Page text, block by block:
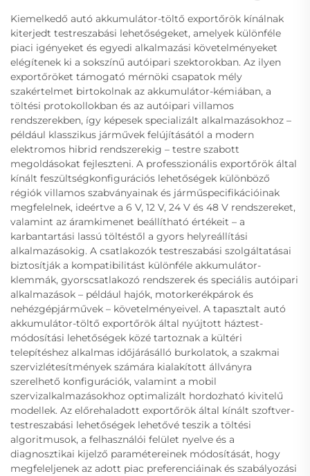
Kiemelkedő autó akkumulátor-töltő exportőrök kínálnak
kiterjedt testreszabási lehetőségeket, amelyek különféle
piaci igényeket és egyedi alkalmazási követelményeket
elégítenek ki a sokszínű autóipari szektorokban. Az ilyen
exportőröket támogató mérnöki csapatok mély
szakértelmet birtokolnak az akkumulátor-kémiában, a
töltési protokollokban és az autóipari villamos
rendszerekben, így képesek specializált alkalmazásokhoz –
például klasszikus járművek felújításától a modern
elektromos hibrid rendszerekig – testre szabott
megoldásokat fejleszteni. A professzionális exportőrök által
kínált feszültségkonfigurációs lehetőségek különböző
régiók villamos szabványainak és járműspecifikációinak
megfelelnek, ideértve a 6 V, 12 V, 24 V és 48 V rendszereket,
valamint az áramkimenet beállítható értékeit – a
karbantartási lassú töltéstől a gyors helyreállítási
alkalmazásokig. A csatlakozók testreszabási szolgáltatásai
biztosítják a kompatibilitást különféle akkumulátor-
klemmák, gyorscsatlakozó rendszerek és speciális autóipari
alkalmazások – például hajók, motorkerékpárok és
nehézgépjárművek – követelményeivel. A tapasztalt autó
akkumulátor-töltő exportőrök által nyújtott háztest-
módosítási lehetőségek közé tartoznak a kültéri
telepítéshez alkalmas időjárásálló burkolatok, a szakmai
szervizlétesítmények számára kialakított állványra
szerelhető konfigurációk, valamint a mobil
szervizalkalmazásokhoz optimalizált hordozható kivitelű
modellek. Az előrehaladott exportőrök által kínált szoftver-
testreszabási lehetőségek lehetővé teszik a töltési
algoritmusok, a felhasználói felület nyelve és a
diagnosztikai kijelző paramétereinek módosítását, hogy
megfeleljenek az adott piac preferenciáinak és szabályozási